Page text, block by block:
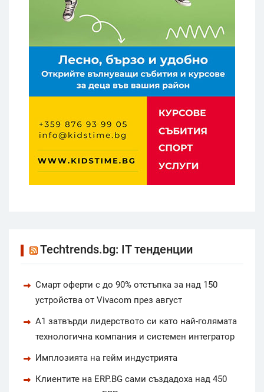
Techtrends.bg: IT тенденции
Смарт оферти с до 90% отстъпка за над 150
устройства от Vivacom през август
А1 затвърди лидерството си като най-голямата
технологична компания и системен интегратор
Имплозията на гейм индустрията
Клиентите на ERP.BG сами създадоха над 450